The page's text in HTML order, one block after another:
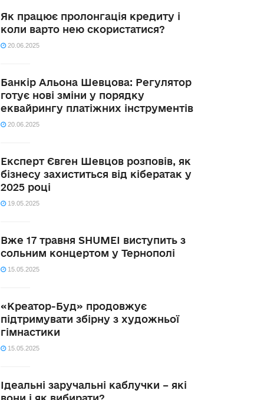
Як працює пролонгація кредиту і
коли варто нею скористатися?
20.06.2025
Банкір Альона Шевцова: Регулятор
готує нові зміни у порядку
еквайрингу платіжних інструментів
20.06.2025
Експерт Євген Шевцов розповів, як
бізнесу захиститься від кібератак у
2025 році
19.05.2025
Вже 17 травня SHUMEI виступить з
сольним концертом у Тернополі
15.05.2025
«Креатор-Буд» продовжує
підтримувати збірну з художньої
гімнастики
15.05.2025
Ідеальні заручальні каблучки – які